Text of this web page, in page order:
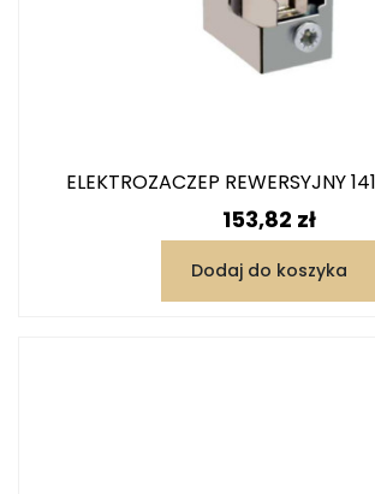
ELEKTROZACZEP REWERSYJNY
Cena
153,82 zł
Dodaj do koszyka